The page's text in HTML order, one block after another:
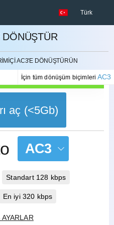
Türk
AC3'E DÖNÜŞTÜRÜN
İçin tüm dönüşüm biçimleriAC3
aç (<5Gb)
AC3
Standart 128 kbps
En iyi 320 kbps